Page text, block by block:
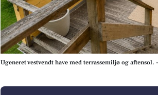
Ugeneret vestvendt have med terrassemiljø og